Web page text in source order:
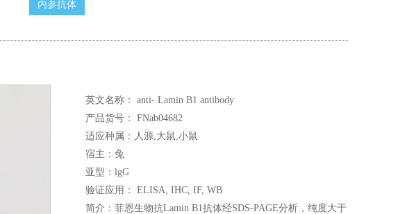
内参抗体
英文名称： anti- Lamin B1 antibody
产品货号： FNab04682
适应种属：人源,大鼠,小鼠
宿主：兔
亚型：lgG
验证应用： ELISA, IHC, IF, WB
简介：菲恩生物抗Lamin B1抗体经SDS-PAGE分析，纯度大于